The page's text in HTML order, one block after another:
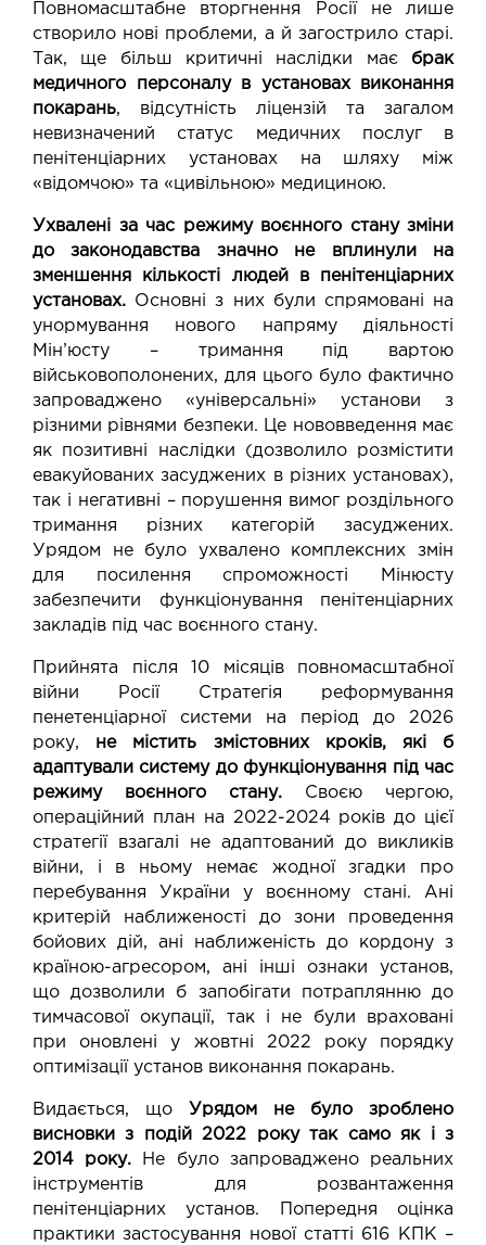
Повномасштабне вторгнення Росії не лише
створило нові проблеми, а й загострило старі.
Так, ще більш критичні наслідки має брак
медичного персоналу в установах виконання
покарань, відсутність ліцензій та загалом
невизначений статус медичних послуг в
пенітенціарних установах на шляху між
«відомчою» та «цивільною» медициною.
Ухвалені за час режиму воєнного стану зміни
до законодавства значно не вплинули на
зменшення кількості людей в пенітенціарних
установах. Основні з них були спрямовані на
унормування нового напряму діяльності
Мін’юсту – тримання під вартою
військовополонених, для цього було фактично
запроваджено «універсальні» установи з
різними рівнями безпеки. Це нововведення має
як позитивні наслідки (дозволило розмістити
евакуйованих засуджених в різних установах),
так і негативні – порушення вимог роздільного
тримання різних категорій засуджених.
Урядом не було ухвалено комплексних змін
для посилення спроможності Мінюсту
забезпечити функціонування пенітенціарних
закладів під час воєнного стану.
Прийнята після 10 місяців повномасштабної
війни Росії Стратегія реформування
пенетенціарної системи на період до 2026
року, не містить змістовних кроків, які б
адаптували систему до функціонування під час
режиму воєнного стану. Своєю чергою,
операційний план на 2022-2024 років до цієї
стратегії взагалі не адаптований до викликів
війни, і в ньому немає жодної згадки про
перебування України у воєнному стані. Ані
критерій наближеності до зони проведення
бойових дій, ані наближеність до кордону з
країною-агресором, ані інші ознаки установ,
що дозволили б запобігати потраплянню до
тимчасової окупації, так і не були враховані
при оновлені у жовтні 2022 року порядку
оптимізації установ виконання покарань.
Видається, що Урядом не було зроблено
висновки з подій 2022 року так само як і з
2014 року. Не було запроваджено реальних
інструментів для розвантаження
пенітенціарних установ. Попередня оцінка
практики застосування нової статті 616 КПК –